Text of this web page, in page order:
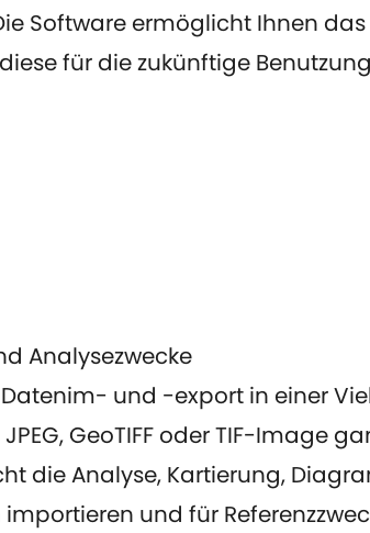
Software ermöglicht Ihnen das
für die zukünftige
Analysezwecke
und -export in einer
GeoTIFF oder TIF-Image
die Analyse, Kartierung,
und für